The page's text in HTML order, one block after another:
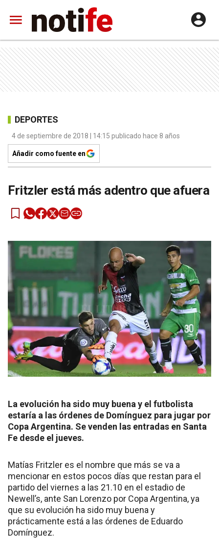
DEPORTES
4 de septiembre de 2018 | 14:15 publicado hace 8 años
Añadir como fuente en
Fritzler está más adentro que afuera
La evolución ha sido muy buena y el futbolista
estaría a las órdenes de Domínguez para jugar por
Copa Argentina. Se venden las entradas en Santa
Fe desde el jueves.
Matías Fritzler es el nombre que más se va a
mencionar en estos pocos días que restan para el
partido del viernes a las 21.10 en el estadio de
Newell’s, ante San Lorenzo por Copa Argentina, ya
que su evolución ha sido muy buena y
prácticamente está a las órdenes de Eduardo
Domínguez.